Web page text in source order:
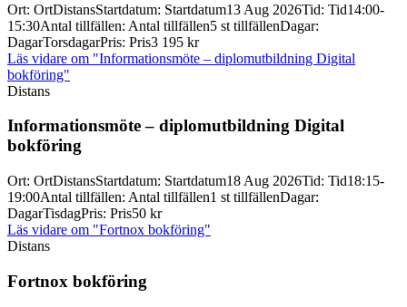
Ort: OrtDistansStartdatum: Startdatum13 Aug 2026Tid: Tid14:00-
15:30Antal tillfällen: Antal tillfällen5 st tillfällenDagar:
DagarTorsdagarPris: Pris3 195 kr
Läs vidare om "Informationsmöte – diplomutbildning Digital
bokföring"
Distans
Informationsmöte – diplomutbildning Digital
bokföring
Ort: OrtDistansStartdatum: Startdatum18 Aug 2026Tid: Tid18:15-
19:00Antal tillfällen: Antal tillfällen1 st tillfällenDagar:
DagarTisdagPris: Pris50 kr
Läs vidare om "Fortnox bokföring"
Distans
Fortnox bokföring